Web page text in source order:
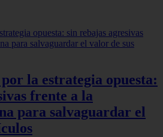
la estrategia opuesta:
frente a la
para salvaguardar el